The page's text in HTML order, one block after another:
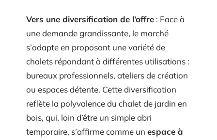
Vers une diversification de l’offre : Face à
une demande grandissante, le marché
s’adapte en proposant une variété de
chalets répondant à différentes utilisations :
bureaux professionnels, ateliers de création
ou espaces détente. Cette diversification
reflète la polyvalence du chalet de jardin en
bois, qui, loin d’être un simple abri
temporaire, s’affirme comme un espace à